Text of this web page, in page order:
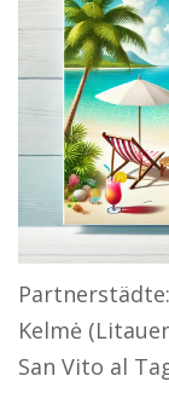
Kelmė
San Vito al